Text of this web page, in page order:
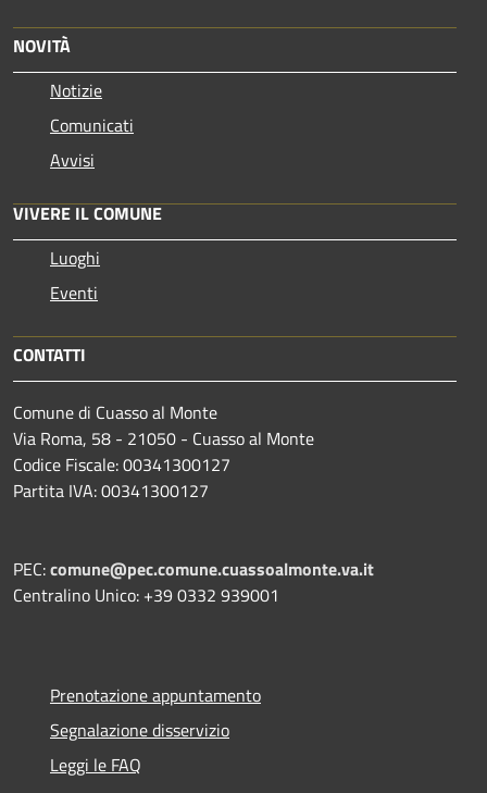
NOVITÀ
Notizie
Comunicati
Avvisi
VIVERE IL COMUNE
Luoghi
Eventi
CONTATTI
Comune di Cuasso al Monte
Via Roma, 58 - 21050 - Cuasso al Monte
Codice Fiscale: 00341300127
Partita IVA: 00341300127
PEC:comune@pec.comune.cuassoalmonte.va.it
Centralino Unico: +39 0332 939001
Prenotazione appuntamento
Segnalazione disservizio
Leggi le FAQ